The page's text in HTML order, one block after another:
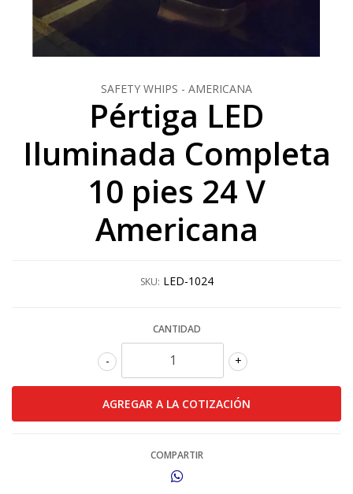
SAFETY WHIPS - AMERICANA
Pértiga LED
Iluminada Completa
10 pies 24 V
Americana
SKU: LED-1024
CANTIDAD
+
-
COMPARTIR